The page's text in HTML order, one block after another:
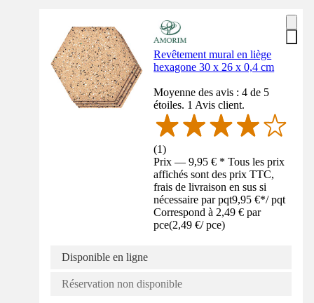
Revêtement mural en liège
hexagone 30 x 26 x 0,4 cm
Moyenne des avis : 4 de 5
étoiles. 1 Avis client.
(1)
Prix — 9,95 € * Tous les prix
affichés sont des prix TTC,
frais de livraison en sus si
nécessaire par pqt9,95 €*/ pqt
Correspond à 2,49 € par
pce(2,49 €/ pce)
Disponible en ligne
Réservation non disponible